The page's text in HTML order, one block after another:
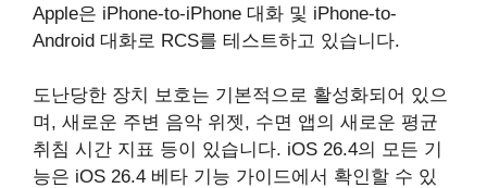
Apple은 iPhone-to-iPhone 대화 및 iPhone-to-
Android 대화로 ‌RCS‌를 테스트하고 있습니다.
도난당한 장치 보호는 기본적으로 활성화되어 있으
며, 새로운 주변 음악 위젯, 수면 앱의 새로운 평균
취침 시간 지표 등이 있습니다. iOS 26.4의 모든 기
능은 iOS 26.4 베타 기능 가이드에서 확인할 수 있